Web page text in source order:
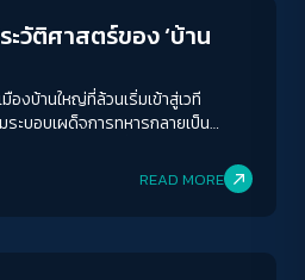
วัติศาสตร์ของ ‘บ้าน
งบ้านใหญ่ที่ล้วนเริ่มเข้าสู่เวที
ระบอบเผด็จการทหารกลายเป็น
READ MORE